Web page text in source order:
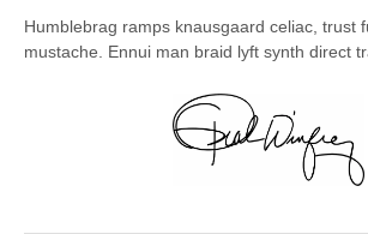
Humblebrag ramps knausgaard celiac, trust
mustache. Ennui man braid lyft synth direct